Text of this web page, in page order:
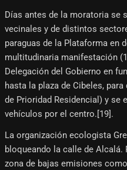
Días antes de la moratoria se
vecinales y de distintos
paraguas de la Plataforma en
multitudinaria manifestación
Delegación del Gobierno en
hasta la plaza de Cibeles,
de Prioridad Residencial) y se
vehículos por el centro.[19]​.
La organización ecologista
bloqueando la calle de Alcalá.
zona de bajas emisiones